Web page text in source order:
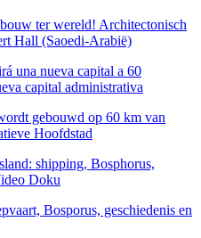
ter wereld! Architectonisch
Hall (Saoedi-Arabië)
gebouwd op 60 km van
Hoofdstad
Bosporus, geschiedenis en